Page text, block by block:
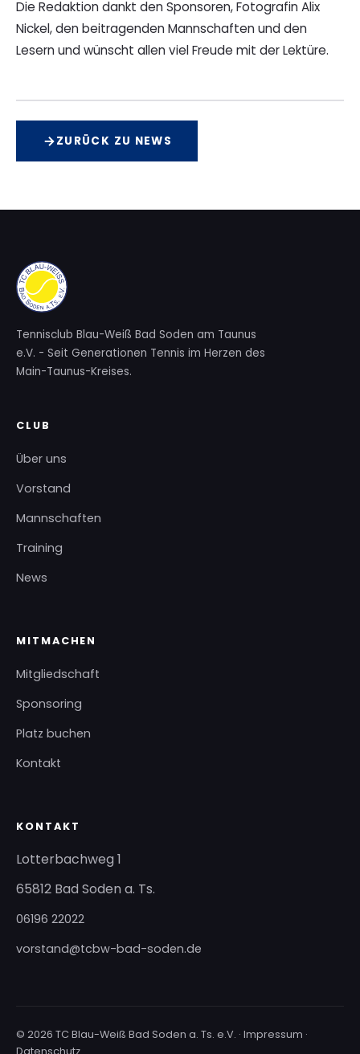
Die Redaktion dankt den Sponsoren, Fotografin Alix
Nickel, den beitragenden Mannschaften und den
Lesern und wünscht allen viel Freude mit der Lektüre.
ZURÜCK ZU NEWS
Tennisclub Blau-Weiß Bad Soden am Taunus
e.V. - Seit Generationen Tennis im Herzen des
Main-Taunus-Kreises.
CLUB
Über uns
Vorstand
Mannschaften
Training
News
MITMACHEN
Mitgliedschaft
Sponsoring
Platz buchen
Kontakt
KONTAKT
Lotterbachweg 1
65812 Bad Soden a. Ts.
06196 22022
vorstand@tcbw-bad-soden.de
© 2026 TC Blau-Weiß Bad Soden a. Ts. e.V. · Impressum ·